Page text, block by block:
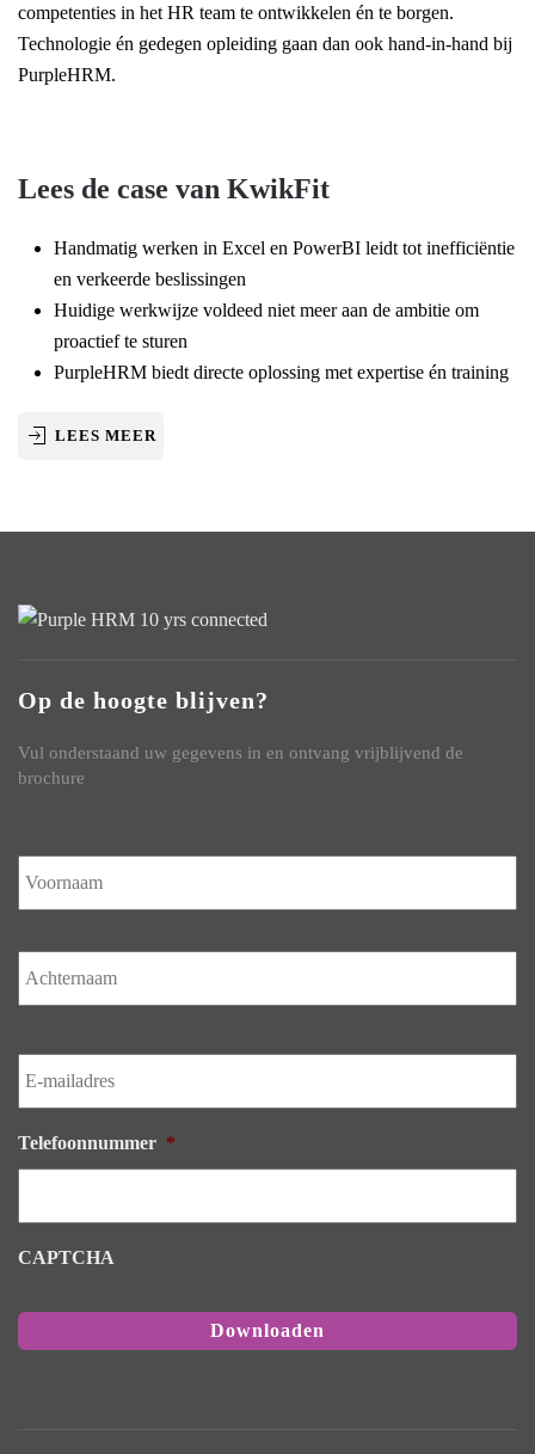
competenties in het HR team te ontwikkelen én te borgen.
Technologie én gedegen opleiding gaan dan ook hand-in-hand bij
PurpleHRM.
Lees de case van KwikFit
Handmatig werken in Excel en PowerBI leidt tot inefficiëntie
en verkeerde beslissingen
Huidige werkwijze voldeed niet meer aan de ambitie om
proactief te sturen
PurpleHRM biedt directe oplossing met expertise én training
LEES MEER
Op de hoogte blijven?
Vul onderstaand uw gegevens in en ontvang vrijblijvend de
brochure
E-
mailadres *
Telefoonnummer *
CAPTCHA